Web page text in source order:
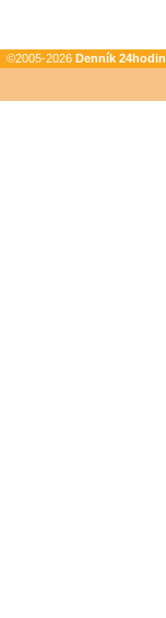
©2005-2026 Denník 24hodin